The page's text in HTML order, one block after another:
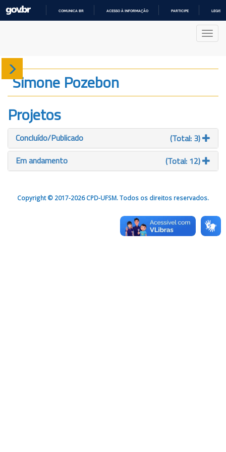
COMUNICA BR ACESSO À INFORMAÇÃO PARTICIPE
Sobre
Produção
Projetos
Gráficos
Simone Pozebon
Projetos
Concluído/Publicado
(Total: 3)
Em andamento
(Total: 12)
Copyright © 2017-2026 CPD-UFSM. Todos os direitos reservados.